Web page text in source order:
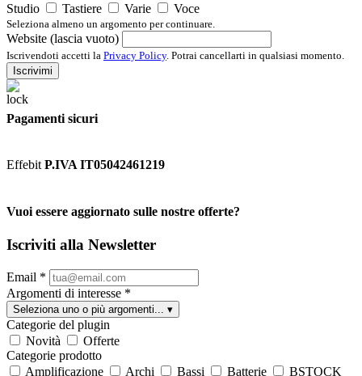
Studio
Tastiere Varie Voce
Seleziona almeno un argomento per continuare.
Website (lascia vuoto)
Iscrivendoti accetti la Privacy Policy. Potrai cancellarti in qualsiasi momento.
Iscrivimi
Pagamenti sicuri
Effebit P.IVA IT05042461219
Vuoi essere aggiornato sulle nostre offerte?
Iscriviti alla Newsletter
Email *
Argomenti di interesse *
Seleziona uno o più argomenti... ▾
Categorie del plugin
Novità
Offerte
Categorie prodotto
Amplificazione
Archi Bassi Batterie
BSTOCK